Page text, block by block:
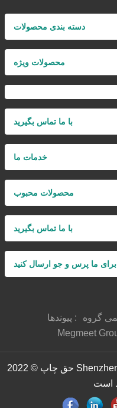
دسته بندی محصولات
محصولات ویژه
با ما تماس بگیرید
خدمات ما
محصولات محبوب
با ما تماس بگیرید
برای ما پرس و جو ارسال کنید
پیوندها :
حق چاپ © 2022 Shenzhen Megmeet Electrical Co., Ltd. کلیه